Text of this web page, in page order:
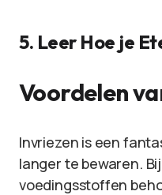
5. Leer Hoe je
Voordelen
Invriezen is een
langer te bewaren.
voedingsstoffen